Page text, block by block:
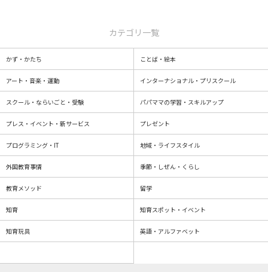
カテゴリ一覧
かず・かたち ことば・絵本
アート・音楽・運動 インターナショナル・プリスクール
スクール・ならいごと・受験 パパママの学習・スキルアップ
プレス・イベント・新サービス プレゼント
プログラミング・IT 地域・ライフスタイル
外国教育事情 季節・しぜん・くらし
教育メソッド 留学
知育 知育スポット・イベント
知育玩具 英語・アルファベット